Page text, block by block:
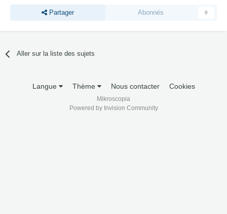
Partager Abonnés 0
Aller sur la liste des sujets
Langue Thème Nous contacter Cookies
Mikroscopia
Powered by Invision Community